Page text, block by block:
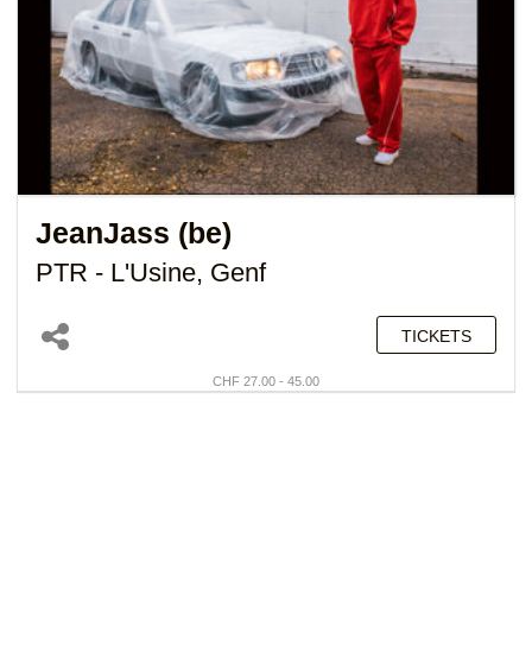
JeanJass (be)
PTR - L'Usine, Genf
TICKETS
CHF 27.00 - 45.00